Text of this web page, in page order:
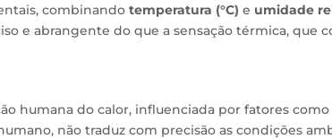
combinando temperatura (°C) e umidade
e abrangente do que a sensação térmica, que
humana do calor, influenciada por fatores
não traduz com precisão as condições